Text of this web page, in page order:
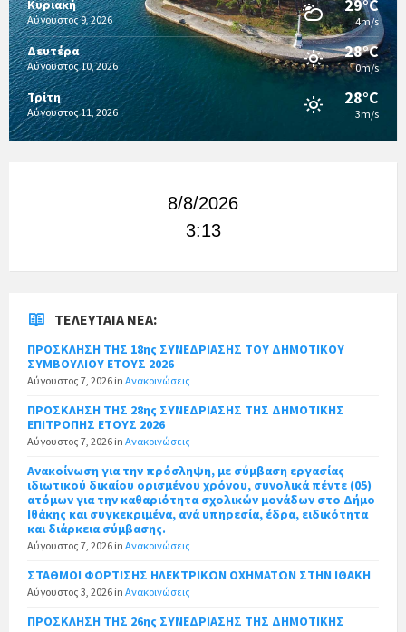
Κυριακή
Αύγουστος 9, 2026
29°C
4m/s
Δευτέρα
Αύγουστος 10, 2026
28°C
0m/s
Τρίτη
Αύγουστος 11, 2026
28°C
3m/s
8/8/2026
3:13
ΤΕΛΕΥΤΑΊΑ ΝΈΑ:
ΠΡΟΣΚΛΗΣΗ ΤΗΣ 18ης ΣΥΝΕΔΡΙΑΣΗΣ ΤΟΥ ΔΗΜΟΤΙΚΟΥ
ΣΥΜΒΟΥΛΙΟΥ ΕΤΟΥΣ 2026
Αύγουστος 7, 2026 in Ανακοινώσεις
ΠΡΟΣΚΛΗΣΗ ΤΗΣ 28ης ΣΥΝΕΔΡΙΑΣΗΣ ΤΗΣ ΔΗΜΟΤΙΚΗΣ
ΕΠΙΤΡΟΠΗΣ ΕΤΟΥΣ 2026
Αύγουστος 7, 2026 in Ανακοινώσεις
Ανακοίνωση για την πρόσληψη, με σύμβαση εργασίας
ιδιωτικού δικαίου ορισμένου χρόνου, συνολικά πέντε (05)
ατόμων για την καθαριότητα σχολικών μονάδων στο Δήμο
Ιθάκης και συγκεκριμένα, ανά υπηρεσία, έδρα, ειδικότητα
και διάρκεια σύμβασης.
Αύγουστος 7, 2026 in Ανακοινώσεις
ΣΤΑΘΜΟΙ ΦΟΡΤΙΣΗΣ ΗΛΕΚΤΡΙΚΩΝ ΟΧΗΜΑΤΩΝ ΣΤΗΝ ΙΘΑΚΗ
Αύγουστος 3, 2026 in Ανακοινώσεις
ΠΡΟΣΚΛΗΣΗ ΤΗΣ 26ης ΣΥΝΕΔΡΙΑΣΗΣ ΤΗΣ ΔΗΜΟΤΙΚΗΣ